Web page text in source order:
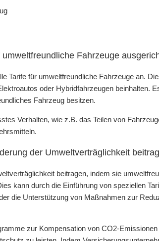
Fahrzeuge
Tarife für umweltfreundliche Fahrzeuge an.
oder Hybridfahrzeugen beinhalten.
Fahrzeug besitzen.
Verhalten, wie z.B. das Teilen von
der Umweltverträglichkeit
beitragen, indem sie
kann durch die Einführung von speziellen
die Unterstützung von Maßnahmen zur
zur Kompensation von CO2-